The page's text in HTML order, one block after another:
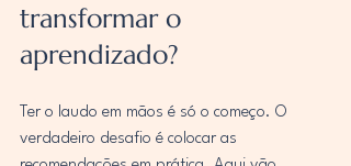
transformar o
aprendizado?
Ter o laudo em mãos é só o começo. O
verdadeiro desafio é colocar as